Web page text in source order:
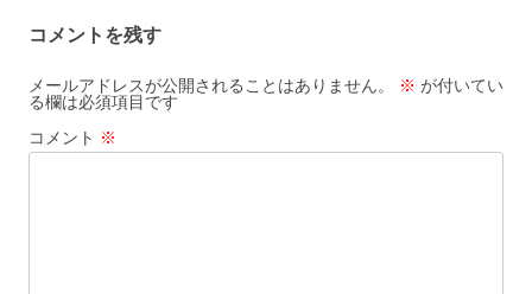
シ
ョ
ン
コメントを残す
メールアドレスが公開されることはありません。 ※ が付いてい
る欄は必須項目です
コメント ※